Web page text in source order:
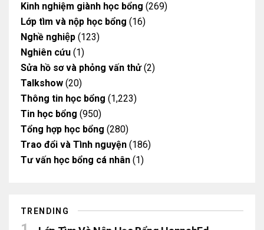
Kinh nghiệm giành học bổng (269)
Lớp tìm và nộp học bổng (16)
Nghề nghiệp (123)
Nghiên cứu (1)
Sửa hồ sơ và phỏng vấn thử(2)
Talkshow (20)
Thông tin học bổng (1,223)
Tin học bổng (950)
Tổng hợp học bổng (280)
Trao đổi và Tình nguyện (186)
Tư vấn học bổng cá nhân (1)
TRENDING